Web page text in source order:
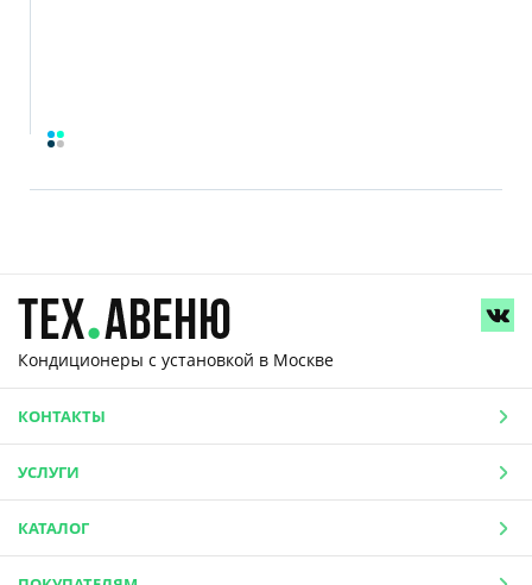
Кондиционеры с установкой в Москве
КОНТАКТЫ
УСЛУГИ
КАТАЛОГ